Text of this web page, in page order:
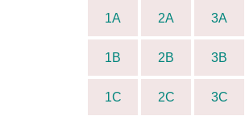
1A 2A 3A
1B 2B 3B
1C 2C 3C